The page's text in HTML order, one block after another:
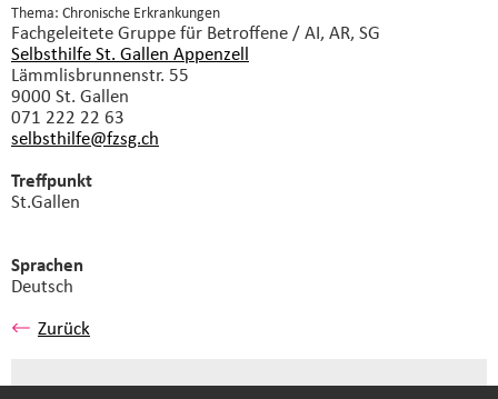
Thema: Chronische Erkrankungen
Fachgeleitete Gruppefür Betroffene / AI, AR, SG
Selbsthilfe St. Gallen Appenzell
Lämmlisbrunnenstr. 55
9000 St. Gallen
071 222 22 63
selbsthilfe@fzsg.ch
Treffpunkt
St.Gallen
Sprachen
Deutsch
Zurück